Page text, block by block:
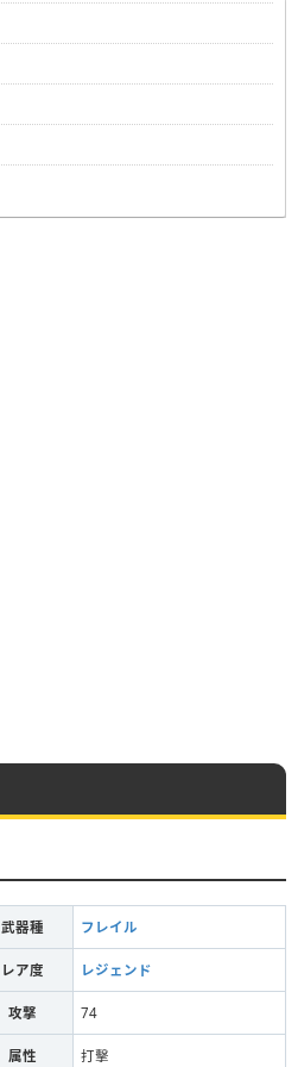
武器種 フレイル
レア度 レジェンド
攻撃 74
属性 打擊